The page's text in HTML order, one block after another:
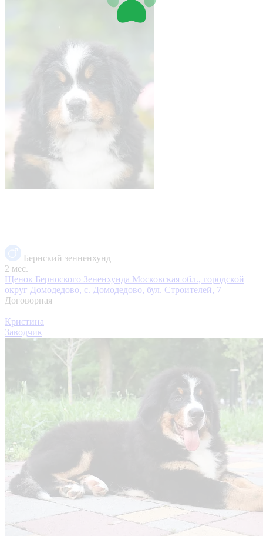
Бернский зенненхунд
2 мес.
Щенок Берноского Зененхунда Московская обл., городской
округ Домодедово, с. Домодедово, бул. Строителей, 7
Договорная
Кристина
Заводчик